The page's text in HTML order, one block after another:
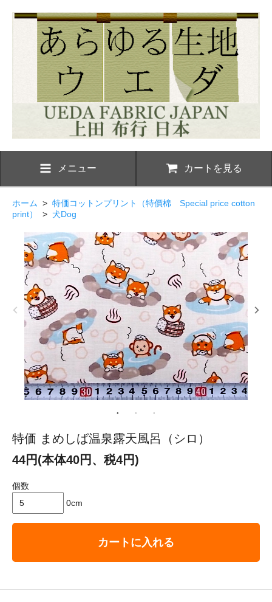
メニュー カートを見る
ホーム > 特価コットンプリント（特價棉 Special price cotton
print）
> 犬Dog
特価 まめしば温泉露天風呂（シロ）
44円(本体40円、税4円)
個数
0cm
カートに入れる